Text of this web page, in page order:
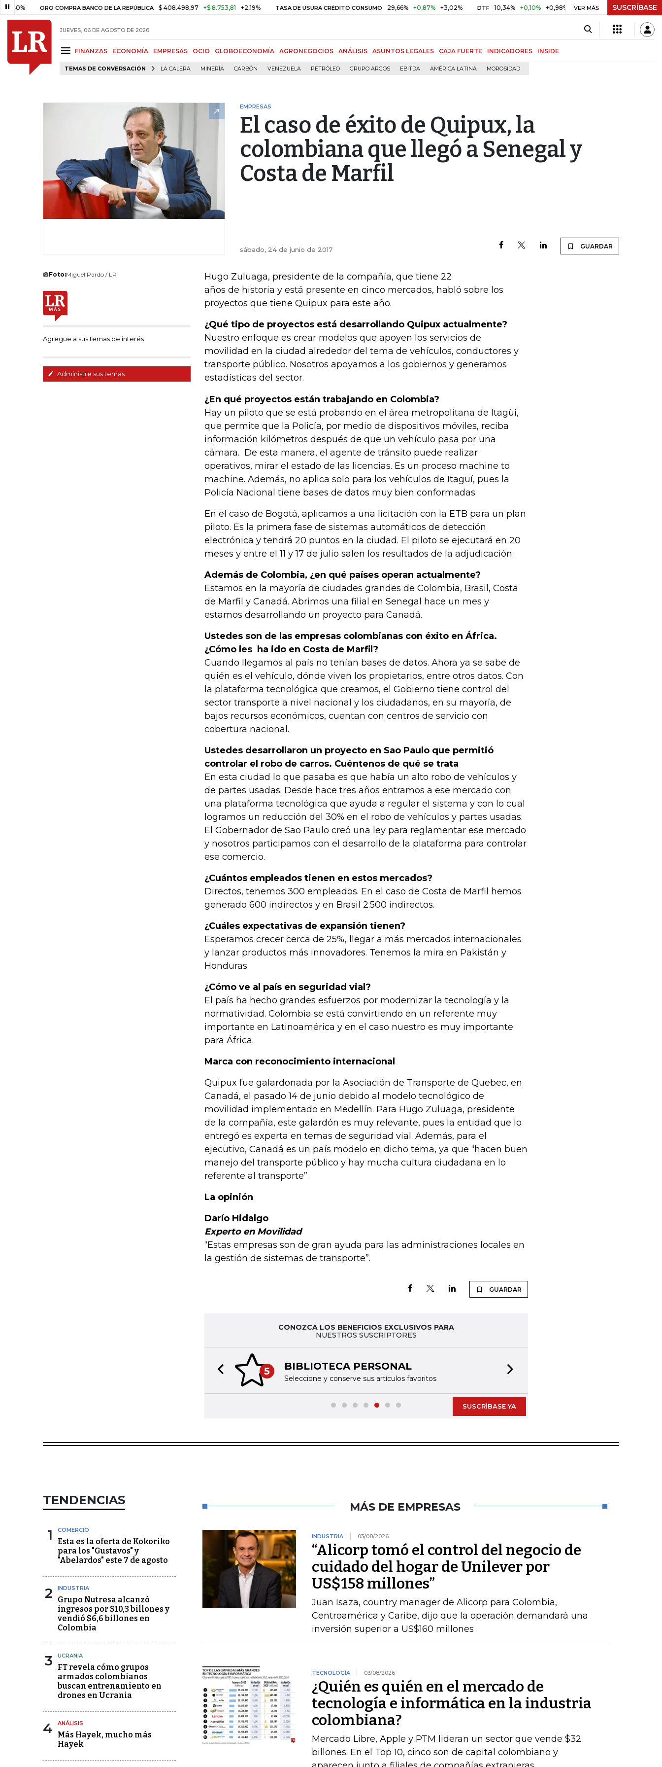
ORO COMPRA BANCO DE LA REPÚBLICA $ 408.498,97 +$ 8.753,81 +2,19% TASA DE USURA CRÉDITO CONSUMO 29,66% +0,87% +3,02% DTF 10,34% +0,10% +0,98% UVR $ 416,91 +$ 0,05 +0,01%
VER MÁS SUSCRÍBASE
JUEVES, 06 DE AGOSTO DE 2026
FINANZAS ECONOMÍA EMPRESAS OCIO GLOBOECONOMÍA AGRONEGOCIOS ANÁLISIS ASUNTOS LEGALES CAJA FUERTE INDICADORES INSIDE
TEMAS DE CONVERSACIÓN LA CALERA MINERÍA CARBÓN VENEZUELA PETRÓLEO GRUPO ARGOS EBITDA AMÉRICA LATINA MOROSIDAD
EMPRESAS
El caso de éxito de Quipux, la
colombiana que llegó a Senegal y
Costa de Marfil
sábado, 24 de junio de 2017 GUARDAR
Foto:Miguel Pardo / LR
Agregue a sus temas de interés
Administre sus temas
Hugo Zuluaga, presidente de la compañía, que tiene 22
años de historia y está presente en cinco mercados, habló sobre los
proyectos que tiene Quipux para este año.
¿Qué tipo de proyectos está desarrollando Quipux actualmente?
Nuestro enfoque es crear modelos que apoyen los servicios de
movilidad en la ciudad alrededor del tema de vehículos, conductores y
transporte público. Nosotros apoyamos a los gobiernos y generamos
estadísticas del sector.
¿En qué proyectos están trabajando en Colombia?
Hay un piloto que se está probando en el área metropolitana de Itagüí,
que permite que la Policía, por medio de dispositivos móviles, reciba
información kilómetros después de que un vehículo pasa por una
cámara. De esta manera, el agente de tránsito puede realizar
operativos, mirar el estado de las licencias. Es un proceso machine to
machine. Además, no aplica solo para los vehículos de Itagüí, pues la
Policía Nacional tiene bases de datos muy bien conformadas.
En el caso de Bogotá, aplicamos a una licitación con la ETB para un plan
piloto. Es la primera fase de sistemas automáticos de detección
electrónica y tendrá 20 puntos en la ciudad. El piloto se ejecutará en 20
meses y entre el 11 y 17 de julio salen los resultados de la adjudicación.
Además de Colombia, ¿en qué países operan actualmente?
Estamos en la mayoría de ciudades grandes de Colombia, Brasil, Costa
de Marfil y Canadá. Abrimos una filial en Senegal hace un mes y
estamos desarrollando un proyecto para Canadá.
Ustedes son de las empresas colombianas con éxito en África.
¿Cómo les ha ido en Costa de Marfil?
Cuando llegamos al país no tenían bases de datos. Ahora ya se sabe de
quién es el vehículo, dónde viven los propietarios, entre otros datos. Con
la plataforma tecnológica que creamos, el Gobierno tiene control del
sector transporte a nivel nacional y los ciudadanos, en su mayoría, de
bajos recursos económicos, cuentan con centros de servicio con
cobertura nacional.
Ustedes desarrollaron un proyecto en Sao Paulo que permitió
controlar el robo de carros. Cuéntenos de qué se trata
En esta ciudad lo que pasaba es que había un alto robo de vehículos y
de partes usadas. Desde hace tres años entramos a ese mercado con
una plataforma tecnológica que ayuda a regular el sistema y con lo cual
logramos un reducción del 30% en el robo de vehículos y partes usadas.
El Gobernador de Sao Paulo creó una ley para reglamentar ese mercado
y nosotros participamos con el desarrollo de la plataforma para controlar
ese comercio.
¿Cuántos empleados tienen en estos mercados?
Directos, tenemos 300 empleados. En el caso de Costa de Marfil hemos
generado 600 indirectos y en Brasil 2.500 indirectos.
¿Cuáles expectativas de expansión tienen?
Esperamos crecer cerca de 25%, llegar a más mercados internacionales
y lanzar productos más innovadores. Tenemos la mira en Pakistán y
Honduras.
¿Cómo ve al país en seguridad vial?
El país ha hecho grandes esfuerzos por modernizar la tecnología y la
normatividad. Colombia se está convirtiendo en un referente muy
importante en Latinoamérica y en el caso nuestro es muy importante
para África.
Marca con reconocimiento internacional
Quipux fue galardonada por la Asociación de Transporte de Quebec, en
Canadá, el pasado 14 de junio debido al modelo tecnológico de
movilidad implementado en Medellín. Para Hugo Zuluaga, presidente
de la compañía, este galardón es muy relevante, pues la entidad que lo
entregó es experta en temas de seguridad vial. Además, para el
ejecutivo, Canadá es un país modelo en dicho tema, ya que “hacen buen
manejo del transporte público y hay mucha cultura ciudadana en lo
referente al transporte”.
La opinión
Darío Hidalgo
Experto en Movilidad
“Estas empresas son de gran ayuda para las administraciones locales en
la gestión de sistemas de transporte”.
GUARDAR
CONOZCA LOS BENEFICIOS EXCLUSIVOS PARA
NUESTROS SUSCRIPTORES
5 BIBLIOTECA PERSONAL
Seleccione y conserve sus artículos favoritos
Previous slide
SUSCRÍBASE YA
TENDENCIAS
1 COMERCIO
Esta es la oferta de Kokoriko
para los "Gustavos" y
"Abelardos" este 7 de agosto
2 INDUSTRIA
Grupo Nutresa alcanzó
ingresos por $10,3 billones y
vendió $6,6 billones en
Colombia
3 UCRANIA
FT revela cómo grupos
armados colombianos
buscan entrenamiento en
drones en Ucrania
4 ANÁLISIS
Más Hayek, mucho más
Hayek
MÁS DE EMPRESAS
INDUSTRIA 03/08/2026
“Alicorp tomó el control del negocio de
cuidado del hogar de Unilever por
US$158 millones”
Juan Isaza, country manager de Alicorp para Colombia,
Centroamérica y Caribe, dijo que la operación demandará una
inversión superior a US$160 millones
TECNOLOGÍA 03/08/2026
¿Quién es quién en el mercado de
tecnología e informática en la industria
colombiana?
Mercado Libre, Apple y PTM lideran un sector que vende $32
billones. En el Top 10, cinco son de capital colombiano y